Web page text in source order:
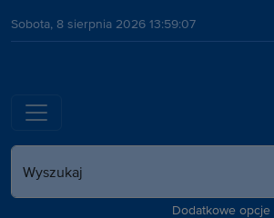
Sobota, 8 sierpnia 2026 13:59:07
Wyszukaj
Dodatkowe opcje